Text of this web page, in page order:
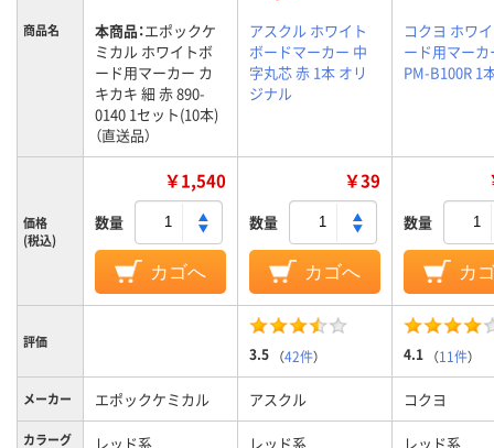
商品名 本商品：エポックケ
ミカル ホワイトボ
ード用マーカー カ
キカキ 細 赤 890-
0140 1セット(10本)
（直送品）
アスクル ホワイト
ボードマーカー 中
字丸芯 赤 1本 オリ
ジナル
コクヨ ホワ
ード用マーカ
PM-B100R 1
価格
(税込)
￥1,540
数量
カゴへ
￥39
数量
カゴへ
数量
カ
評価
3.5 （42件） 4.1 （11件）
メーカー エポックケミカル アスクル コクヨ
カラーグ レッド系 レッド系 レッド系